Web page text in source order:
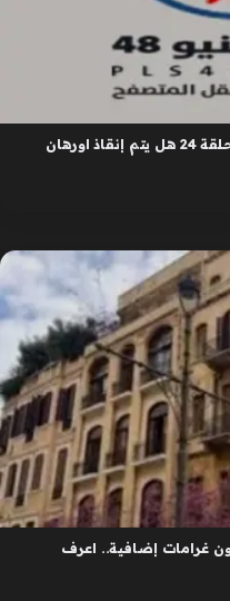
موعد عرض مسلسل المؤسس اورهان الحلقة 24 هل يتم إنقاذ اورهان
غرامات إضافية.. اعرف